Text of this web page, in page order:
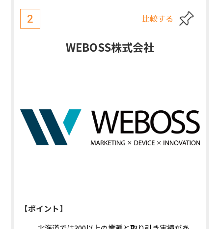
2 比較する
WEBOSS株式会社
【ポイント】